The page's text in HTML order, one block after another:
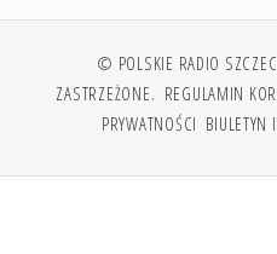
© POLSKIE RADIO
ZASTRZEŻONE. REGULAMIN
PRYWATNOŚCI BIULETYN